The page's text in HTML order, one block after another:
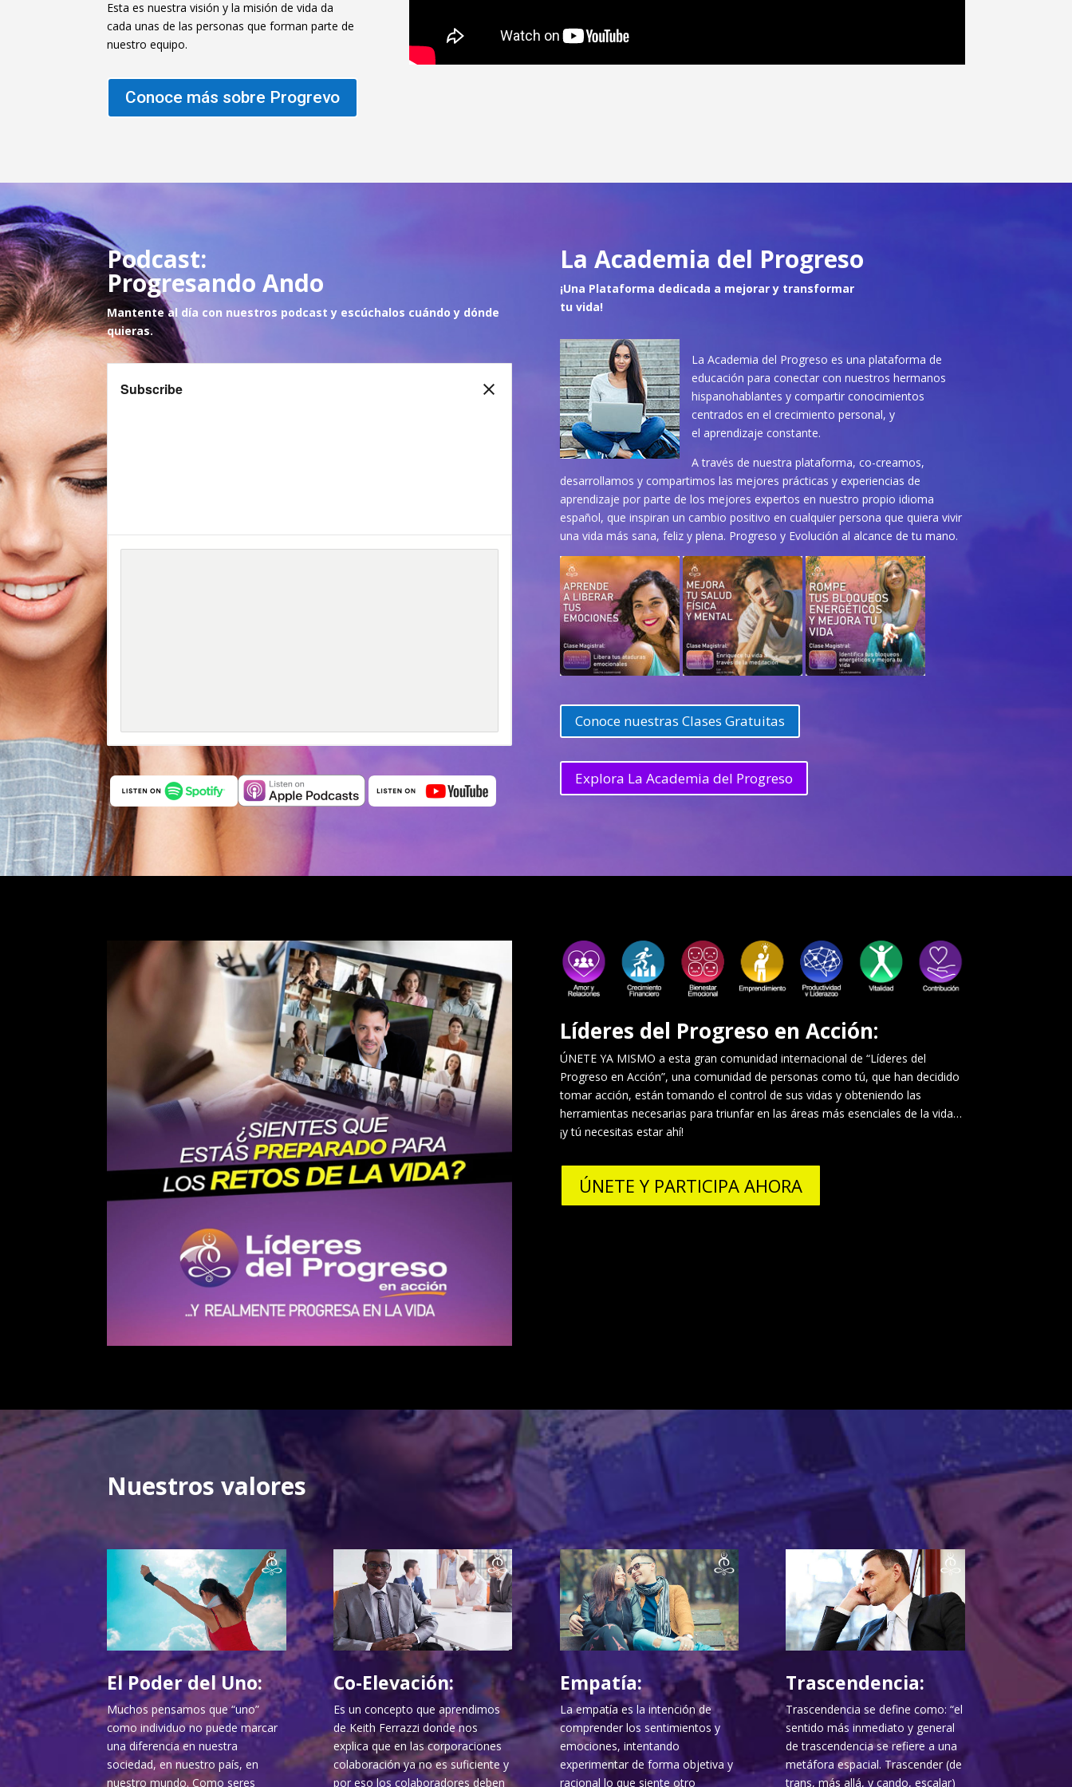
Esta es nuestra visión y la misión de vida da
cada unas de las personas que forman parte de
nuestro equipo.
Conoce más sobre Progrevo
Podcast:
Progresando Ando
Mantente al día con nuestros podcast y escúchalos cuándo y dónde
quieras.
La Academia del Progreso
¡Una Plataforma dedicada a mejorar y transformar
tu vida!
La Academia del Progreso es una plataforma de
educación para conectar con nuestros hermanos
hispanohablantes y compartir conocimientos
centrados en el crecimiento personal, y
el aprendizaje constante.
A través de nuestra plataforma, co-creamos,
desarrollamos y compartimos las mejores prácticas y experiencias de
aprendizaje por parte de los mejores expertos en nuestro propio idioma
español, que inspiran un cambio positivo en cualquier persona que quiera vivir
una vida más sana, feliz y plena. Progreso y Evolución al alcance de tu mano.
Conoce nuestras Clases Gratuitas
Explora La Academia del Progreso
Líderes del Progreso en Acción:
ÚNETE YA MISMO a esta gran comunidad internacional de “Líderes del
Progreso en Acción”, una comunidad de personas como tú, que han decidido
tomar acción, están tomando el control de sus vidas y obteniendo las
herramientas necesarias para triunfar en las áreas más esenciales de la vida…
¡y tú necesitas estar ahí!
ÚNETE Y PARTICIPA AHORA
Nuestros valores
El Poder del Uno:
Muchos pensamos que “uno”
como individuo no puede marcar
una diferencia en nuestra
sociedad, en nuestro país, en
nuestro mundo. Como seres
Co-Elevación:
Es un concepto que aprendimos
de Keith Ferrazzi donde nos
explica que en las corporaciones
colaboración ya no es suficiente y
por eso los colaboradores deben
Empatía:
La empatía es la intención de
comprender los sentimientos y
emociones, intentando
experimentar de forma objetiva y
racional lo que siente otro
Trascendencia:
Trascendencia se define como: “el
sentido más inmediato y general
de trascendencia se refiere a una
metáfora espacial. Trascender (de
trans, más allá, y cando, escalar)